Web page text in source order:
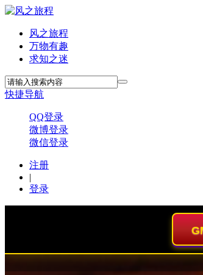
风之旅程
万物有趣
求知之迷
快捷导航
QQ登录
微博登录
微信登录
注册
|
登录